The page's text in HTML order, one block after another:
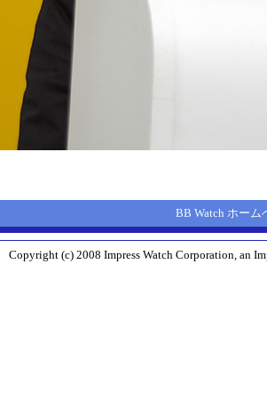
BB Watch ホーム
Copyright (c) 2008 Impress Watch Corporation, an